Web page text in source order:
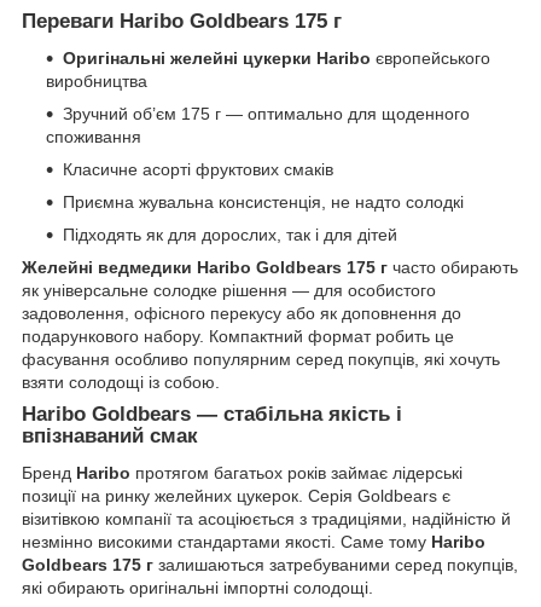
Переваги Haribo Goldbears 175 г
Оригінальні желейні цукерки Haribo європейського
виробництва
Зручний об’єм 175 г — оптимально для щоденного
споживання
Класичне асорті фруктових смаків
Приємна жувальна консистенція, не надто солодкі
Підходять як для дорослих, так і для дітей
Желейні ведмедики Haribo Goldbears 175 г часто обирають
як універсальне солодке рішення — для особистого
задоволення, офісного перекусу або як доповнення до
подарункового набору. Компактний формат робить це
фасування особливо популярним серед покупців, які хочуть
взяти солодощі із собою.
Haribo Goldbears — стабільна якість і
впізнаваний смак
Бренд Haribo протягом багатьох років займає лідерські
позиції на ринку желейних цукерок. Серія Goldbears є
візитівкою компанії та асоціюється з традиціями, надійністю й
незмінно високими стандартами якості. Саме тому Haribo
Goldbears 175 г залишаються затребуваними серед покупців,
які обирають оригінальні імпортні солодощі.